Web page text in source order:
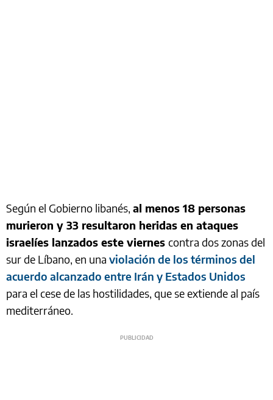
Según el Gobierno libanés, al menos 18 personas
murieron y 33 resultaron heridas en ataques
israelíes lanzados este viernes contra dos zonas del
sur de Líbano, en una violación de los términos del
acuerdo alcanzado entre Irán y Estados Unidos
para el cese de las hostilidades, que se extiende al país
mediterráneo.